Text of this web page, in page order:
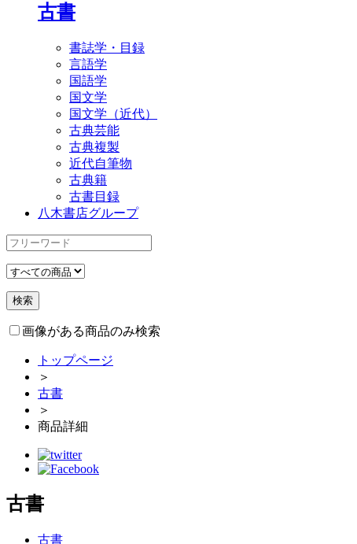
古書
書誌学・目録
言語学
国語学
国文学
国文学（近代）
古典芸能
古典複製
近代自筆物
古典籍
古書目録
八木書店グループ
画像がある商品のみ検索
トップページ
＞
古書
＞
商品詳細
古書
古書